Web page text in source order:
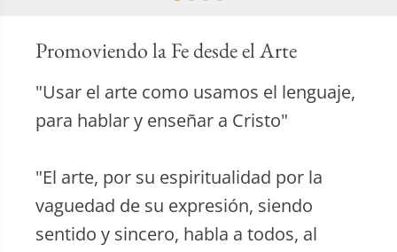
Promoviendo la Fe desde el Arte
"Usar el arte como usamos el lenguaje,
para hablar y enseñar a Cristo"
"El arte, por su espiritualidad por la
vaguedad de su expresión, siendo
sentido y sincero, habla a todos, al